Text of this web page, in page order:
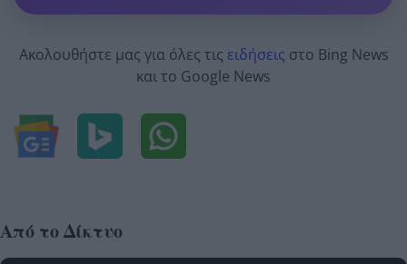
Ακολουθήστε μας για όλες τις ειδήσεις στο Bing News
και το Google News
Από το Δίκτυο